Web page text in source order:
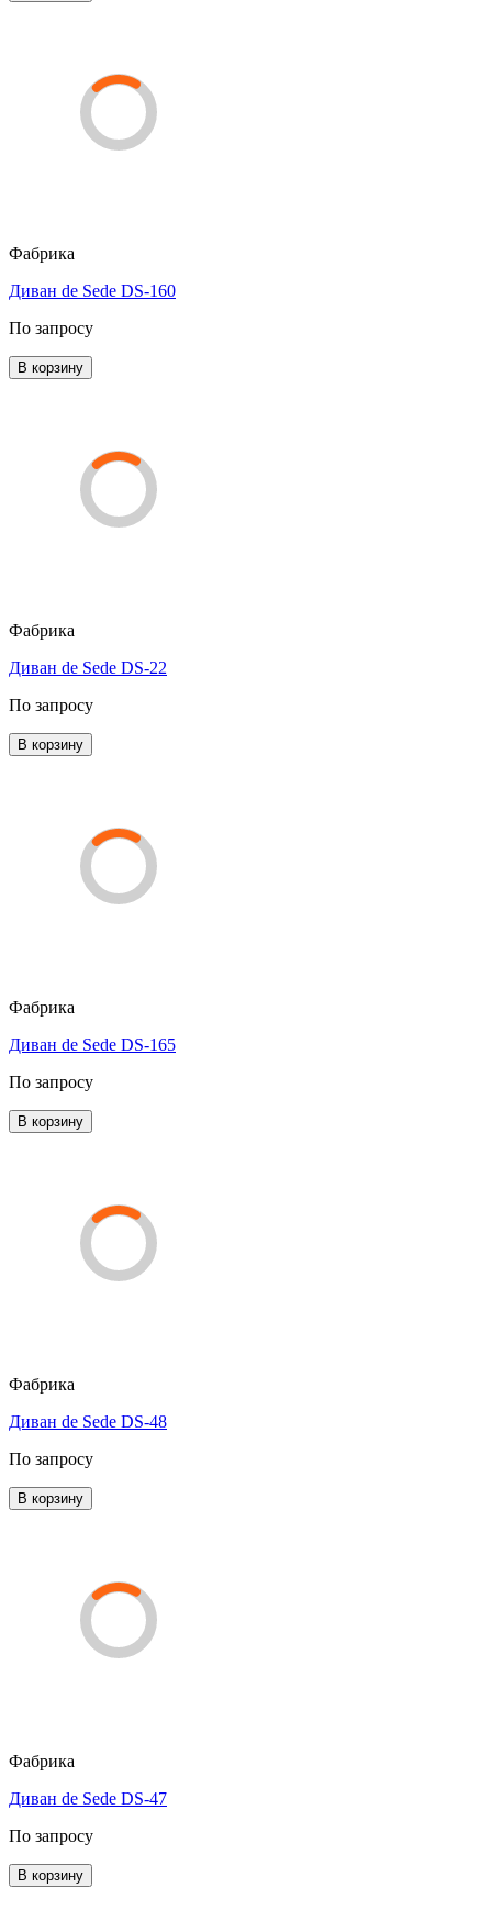
Фабрика
Диван de Sede DS-160
По запросу
В корзину
Фабрика
Диван de Sede DS-22
По запросу
В корзину
Фабрика
Диван de Sede DS-165
По запросу
В корзину
Фабрика
Диван de Sede DS-48
По запросу
В корзину
Фабрика
Диван de Sede DS-47
По запросу
В корзину